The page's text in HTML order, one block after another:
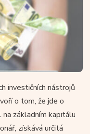
investičních nástrojů
o tom, že jde o
základním kapitálu
získává určitá